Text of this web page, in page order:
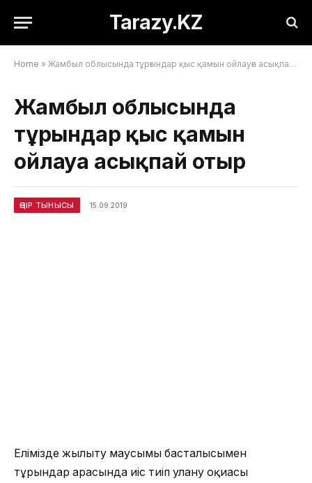
Tarazy.KZ
Home » Жамбыл облысында тұрғындар қыс қамын ойлауға асықпай отыр
Жамбыл облысында
тұрғындар қыс қамын
ойлауға асықпай отыр
ӨҢІР ТЫНЫСЫ 15.09.2019
Елімізде жылыту маусымы басталысымен
тұрғындар арасында иіс тиіп улану оқиғасы